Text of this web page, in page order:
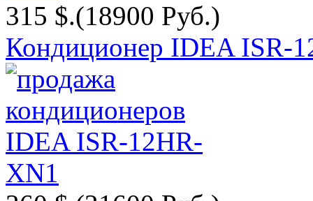
315 $.(18900 Руб.)
Кондиционер IDEA ISR-